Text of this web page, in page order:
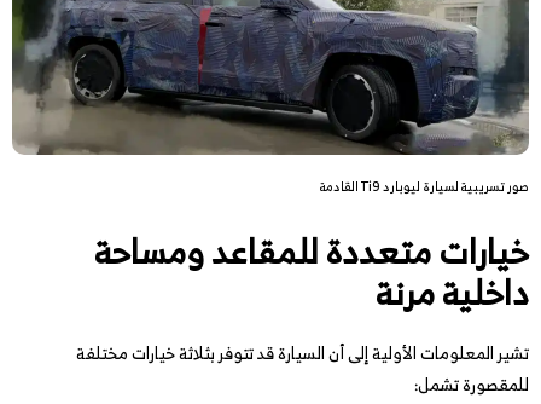
صور تسريبية لسيارة ليوبارد Ti9 القادمة
خيارات متعددة للمقاعد ومساحة
داخلية مرنة
تشير المعلومات الأولية إلى أن السيارة قد تتوفر بثلاثة خيارات مختلفة
للمقصورة تشمل: